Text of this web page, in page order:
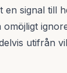
en signal till
utifrån